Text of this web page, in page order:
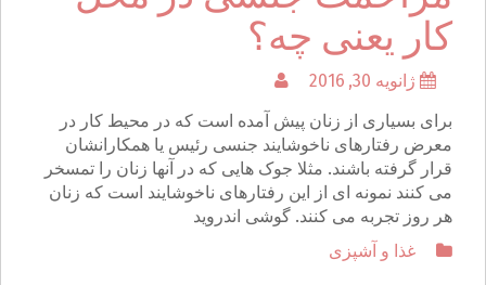
کار یعنی چه؟
ژانویه 30, 2016
برای بسیاری از زنان پیش آمده است که در محیط کار در
معرض رفتارهای ناخوشایند جنسی رئیس یا همکارانشان
قرار گرفته باشند. مثلا جوک هایی که در آنها زنان را تمسخر
می کنند نمونه ای از این رفتارهای ناخوشایند است که زنان
هر روز تجربه می کنند. گوشی اندروید
غذا و آشپزی